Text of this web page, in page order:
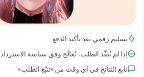
تسليم رقمي بعد تأكيد الدفع
إذا لم يُنفَّذ الطلب، يُعالَج وفق سياسة الاسترداد
تابع النتائج في أي وقت من «تتبّع الطلب»